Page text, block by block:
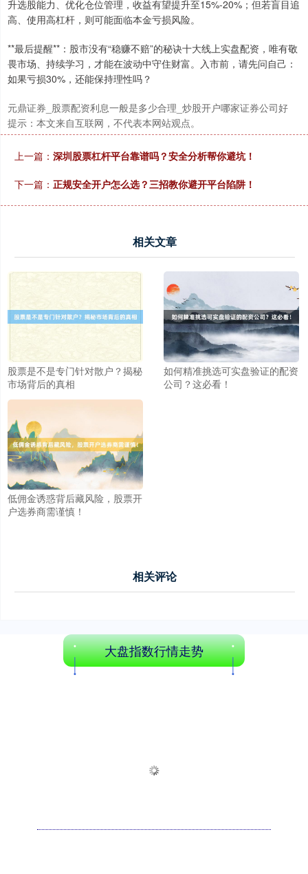
升选股能力、优化仓位管理，收益有望提升至15%-20%；但若盲目追
高、使用高杠杆，则可能面临本金亏损风险。
**最后提醒**：股市没有“稳赚不赔”的秘诀十大线上实盘配资，唯有敬
畏市场、持续学习，才能在波动中守住财富。入市前，请先问自己：
如果亏损30%，还能保持理性吗？
元鼎证券_股票配资利息一般是多少合理_炒股开户哪家证券公司好
提示：本文来自互联网，不代表本网站观点。
上一篇： 深圳股票杠杆平台靠谱吗？安全分析帮你避坑！
下一篇： 正规安全开户怎么选？三招教你避开平台陷阱！
相关文章
股票是不是专门针对散户？揭秘
市场背后的真相
如何精准挑选可实盘验证的配资
公司？这必看！
低佣金诱惑背后藏风险，股票开
户选券商需谨慎！
相关评论
大盘指数行情走势